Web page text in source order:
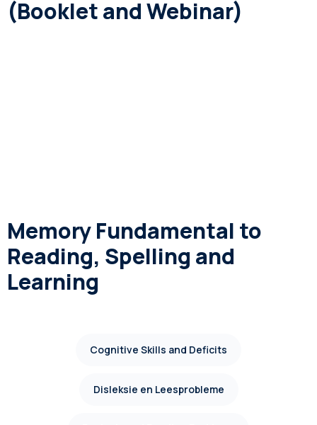
(Booklet and Webinar)
Memory Fundamental to
Reading, Spelling and
Learning
Cognitive Skills and Deficits
Disleksie en Leesprobleme